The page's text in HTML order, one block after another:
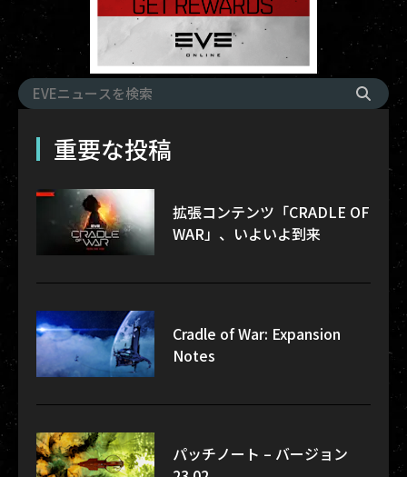
重要な投稿
拡張コンテンツ「CRADLE OF
WAR」、いよいよ到来
Cradle of War: Expansion
Notes
パッチノート – バージョン